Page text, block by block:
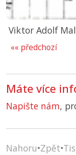
Viktor Adolf
«« předchozí
Máte více
Napište nám,
Nahoru•Zpět•